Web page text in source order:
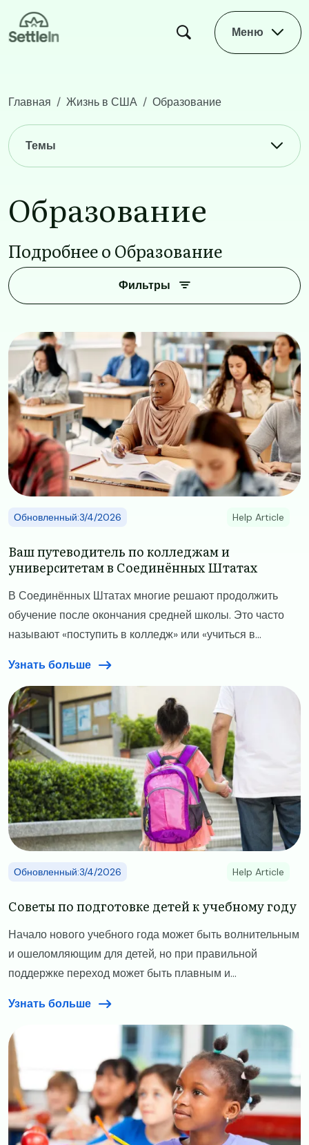
Skip to main content
Меню
Главная Жизнь в США Образование
Main navigation
Темы
Образование
Подробнее о Образование
Фильтры
Image
Обновленный:3/4/2026 Help Article
Ваш путеводитель по колледжам и
университетам в Соединённых Штатах
В Соединённых Штатах многие решают продолжить
обучение после окончания средней школы. Это часто
называют «поступить в колледж» или «учиться в...
Узнать больше
Image
Обновленный:3/4/2026 Help Article
​​Советы по подготовке детей к учебному году
Начало нового учебного года может быть волнительным
и ошеломляющим для детей, но при правильной
поддержке переход может быть плавным и...
Узнать больше
Image